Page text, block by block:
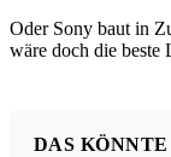
Oder Sony baut in
wäre doch die beste
DAS